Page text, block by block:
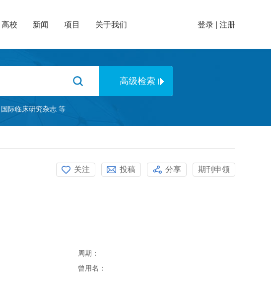
高校 新闻 项目 关于我们 登录 注册
国际临床研究杂志 等
关注 投稿 分享 期刊申领
周期：
曾用名：